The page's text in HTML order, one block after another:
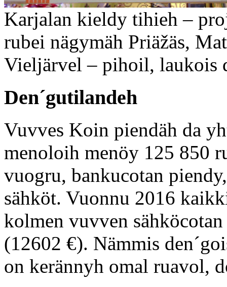
Karjalan kieldy tihieh –
rubei nägymäh Priäžäs,
Vieljärvel – pihoil, laukois
Den´gutilandeh
Vuvves Koin piendäh da
menoloih menöy 125 850
vuogru, bankucotan
sähköt. Vuonnu 2016
kolmen vuvven
(12602 €). Nämmis
on kerännyh omal ruavol,